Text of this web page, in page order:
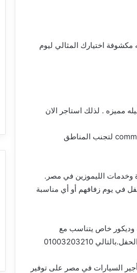
مكشوفة اختيارك المثالي ليوم
مميزه . لذلك استاجر الان
مرسيدس كابورليه في يوم زفافك و اوصل لوجهتك بسرعة و دون تاخير مع نظام command لتجنب المناطق
وخدمات الليموزين في مصر.
في يوم زفافهم أو أي مناسبة
وديكور خاص يتناسب مع
01003203210
السيارات في مصر على توفير